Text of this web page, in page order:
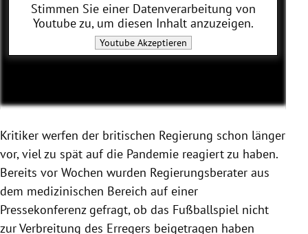
Stimmen Sie einer Datenverarbeitung von
Youtubezu, um diesen Inhalt anzuzeigen.
YoutubeAkzeptieren
Kritiker werfen der britischen Regierung schon länger
vor, viel zu spät auf die Pandemie reagiert zu haben.
Bereits vor Wochen wurden Regierungsberater aus
dem medizinischen Bereich auf einer
Pressekonferenz gefragt, ob das Fußballspiel nicht
zur Verbreitung des Erregers beigetragen haben